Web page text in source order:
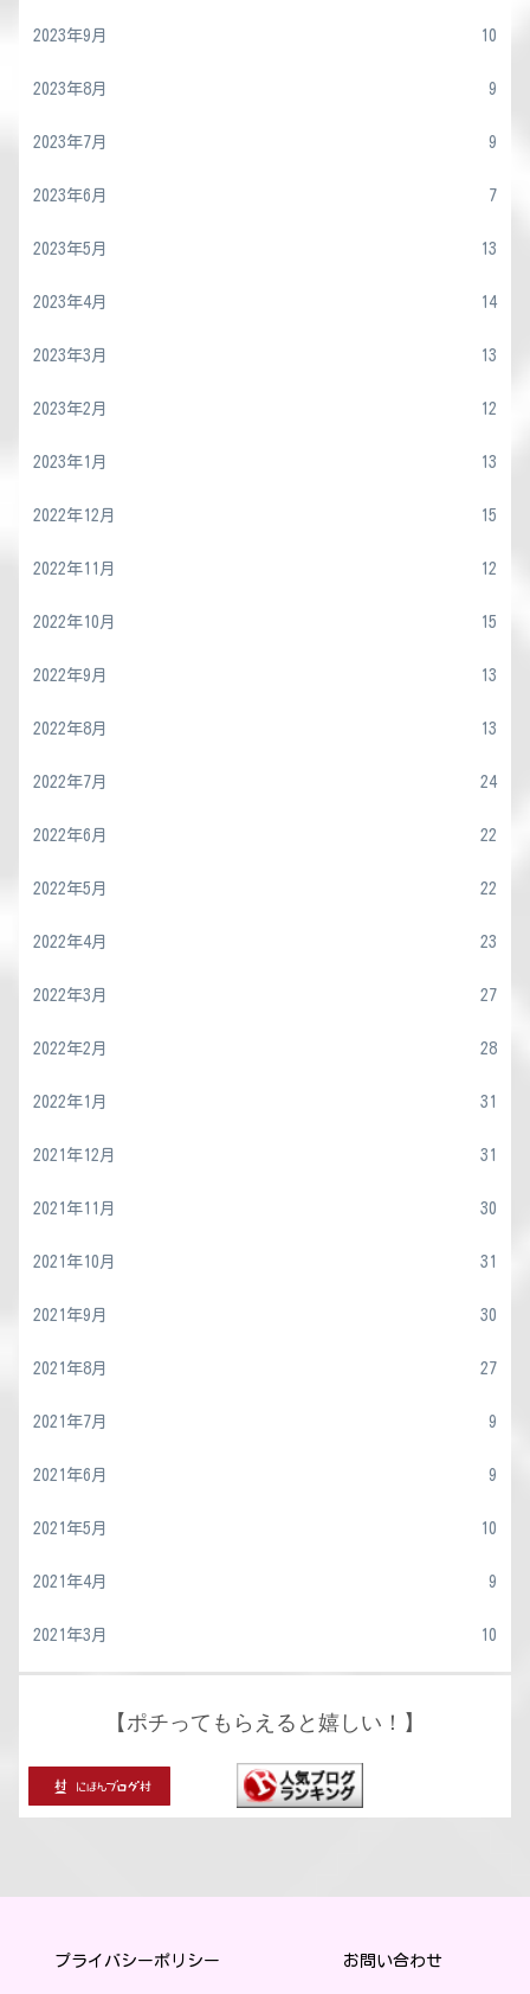
2023年9月 10
2023年8月 9
2023年7月 9
2023年6月 7
2023年5月 13
2023年4月 14
2023年3月 13
2023年2月 12
2023年1月 13
2022年12月 15
2022年11月 12
2022年10月 15
2022年9月 13
2022年8月 13
2022年7月 24
2022年6月 22
2022年5月 22
2022年4月 23
2022年3月 27
2022年2月 28
2022年1月 31
2021年12月 31
2021年11月 30
2021年10月 31
2021年9月 30
2021年8月 27
2021年7月 9
2021年6月 9
2021年5月 10
2021年4月 9
2021年3月 10
【ポチってもらえると嬉しい！】
プライバシーポリシー お問い合わせ